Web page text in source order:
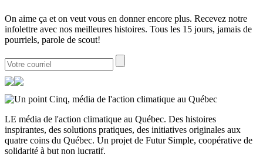
On aime ça et on veut vous en donner encore plus. Recevez notre
infolettre avec nos meilleures histoires. Tous les 15 jours, jamais de
pourriels, parole de scout!
LE média de l'action climatique au Québec. Des histoires
inspirantes, des solutions pratiques, des initiatives originales aux
quatre coins du Québec. Un projet de Futur Simple, coopérative de
solidarité à but non lucratif.